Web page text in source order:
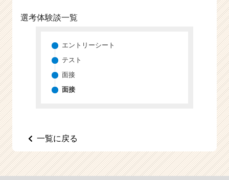
チ
r
選考体験談一覧
エントリーシート
テスト
面接
面接
一覧に戻る